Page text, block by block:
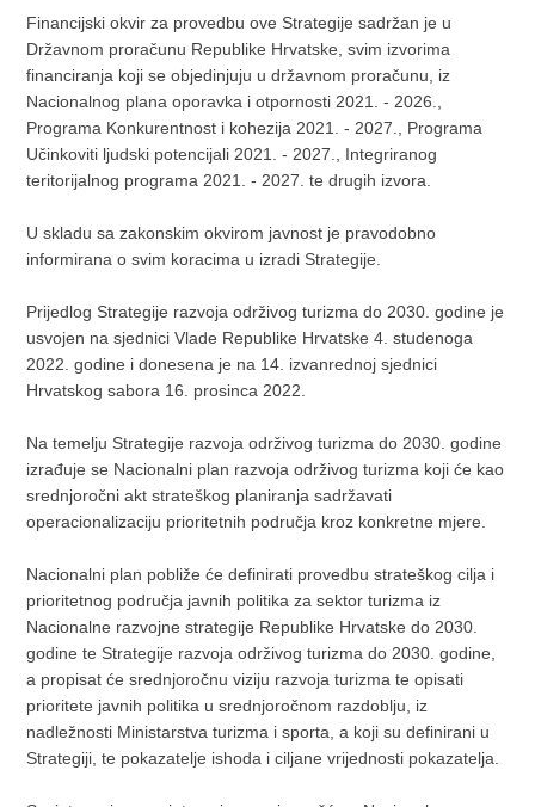
Financijski okvir za provedbu ove Strategije sadržan je u
Državnom proračunu Republike Hrvatske, svim izvorima
financiranja koji se objedinjuju u državnom proračunu, iz
Nacionalnog plana oporavka i otpornosti 2021. - 2026.,
Programa Konkurentnost i kohezija 2021. - 2027., Programa
Učinkoviti ljudski potencijali 2021. - 2027., Integriranog
teritorijalnog programa 2021. - 2027. te drugih izvora.
U skladu sa zakonskim okvirom javnost je pravodobno
informirana o svim koracima u izradi Strategije.
Prijedlog Strategije razvoja održivog turizma do 2030. godine je
usvojen na sjednici Vlade Republike Hrvatske 4. studenoga
2022. godine i donesena je na 14. izvanrednoj sjednici
Hrvatskog sabora 16. prosinca 2022.
Na temelju Strategije razvoja održivog turizma do 2030. godine
izrađuje se Nacionalni plan razvoja održivog turizma koji će kao
srednjoročni akt strateškog planiranja sadržavati
operacionalizaciju prioritetnih područja kroz konkretne mjere.
Nacionalni plan pobliže će definirati provedbu strateškog cilja i
prioritetnog područja javnih politika za sektor turizma iz
Nacionalne razvojne strategije Republike Hrvatske do 2030.
godine te Strategije razvoja održivog turizma do 2030. godine,
a propisat će srednjoročnu viziju razvoja turizma te opisati
prioritete javnih politika u srednjoročnom razdoblju, iz
nadležnosti Ministarstva turizma i sporta, a koji su definirani u
Strategiji, te pokazatelje ishoda i ciljane vrijednosti pokazatelja.